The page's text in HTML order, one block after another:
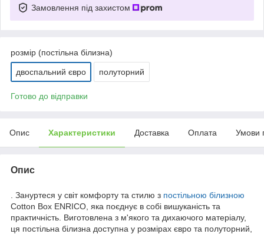
Замовлення під захистом
розмір (постільна білизна)
двоспальний євро полуторний
Готово до відправки
Опис Характеристики Доставка Оплата Умови
Опис
. Зануртеся у світ комфорту та стилю з постільною білизною
Cotton Box ENRICO, яка поєднує в собі вишуканість та
практичність. Виготовлена з м'якого та дихаючого матеріалу,
ця постільна білизна доступна у розмірах євро та полуторний,